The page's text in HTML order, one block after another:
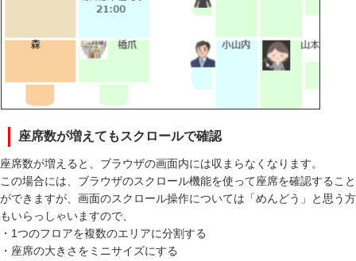
座席数が増えてもスクロールで確認
座席数が増えると、ブラウザの画面内には収まらなくなります。
この場合には、ブラウザのスクロール機能を使って座席を確認すること
ができますが、画面のスクロール操作については「めんどう」と思う方
もいらっしゃいますので、
・1つのフロアを複数のエリアに分割する
・座席の大きさをミニサイズにする